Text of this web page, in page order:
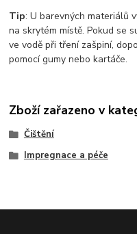
Tip: U barevných materiálů
na skrytém místě. Pokud se
ve vodě při tření zašpiní,
pomocí gumy nebo kartáče.
Zboží zařazeno v
Čištění
Impregnace a péče